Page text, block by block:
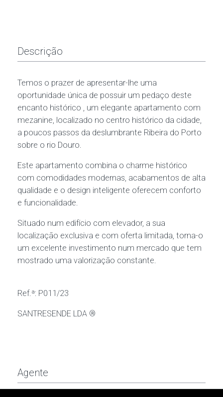
Descrição
Temos o prazer de apresentar-lhe uma
oportunidade única de possuir um pedaço deste
encanto histórico , um elegante apartamento com
mezanine, localizado no centro histórico da cidade,
a poucos passos da deslumbrante Ribeira do Porto
sobre o rio Douro.
Este apartamento combina o charme histórico
com comodidades modernas, acabamentos de alta
qualidade e o design inteligente oferecem conforto
e funcionalidade.
Situado num edifício com elevador, a sua
localização exclusiva e com oferta limitada, torna-o
um excelente investimento num mercado que tem
mostrado uma valorização constante.
Ref.ª: P011/23
SANTRESENDE LDA ®
Agente